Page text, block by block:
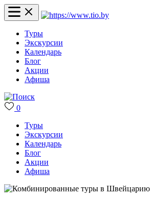
Туры
Экскурсии
Календарь
Блог
Акции
Афиша
0
Туры
Экскурсии
Календарь
Блог
Акции
Афиша